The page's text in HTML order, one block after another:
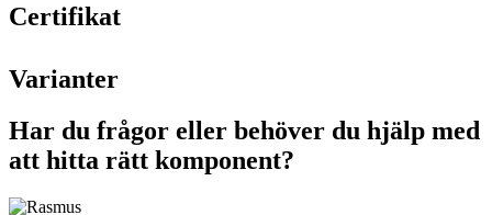
Certifikat
Varianter
Har du frågor eller behöver du hjälp med
att hitta rätt komponent?